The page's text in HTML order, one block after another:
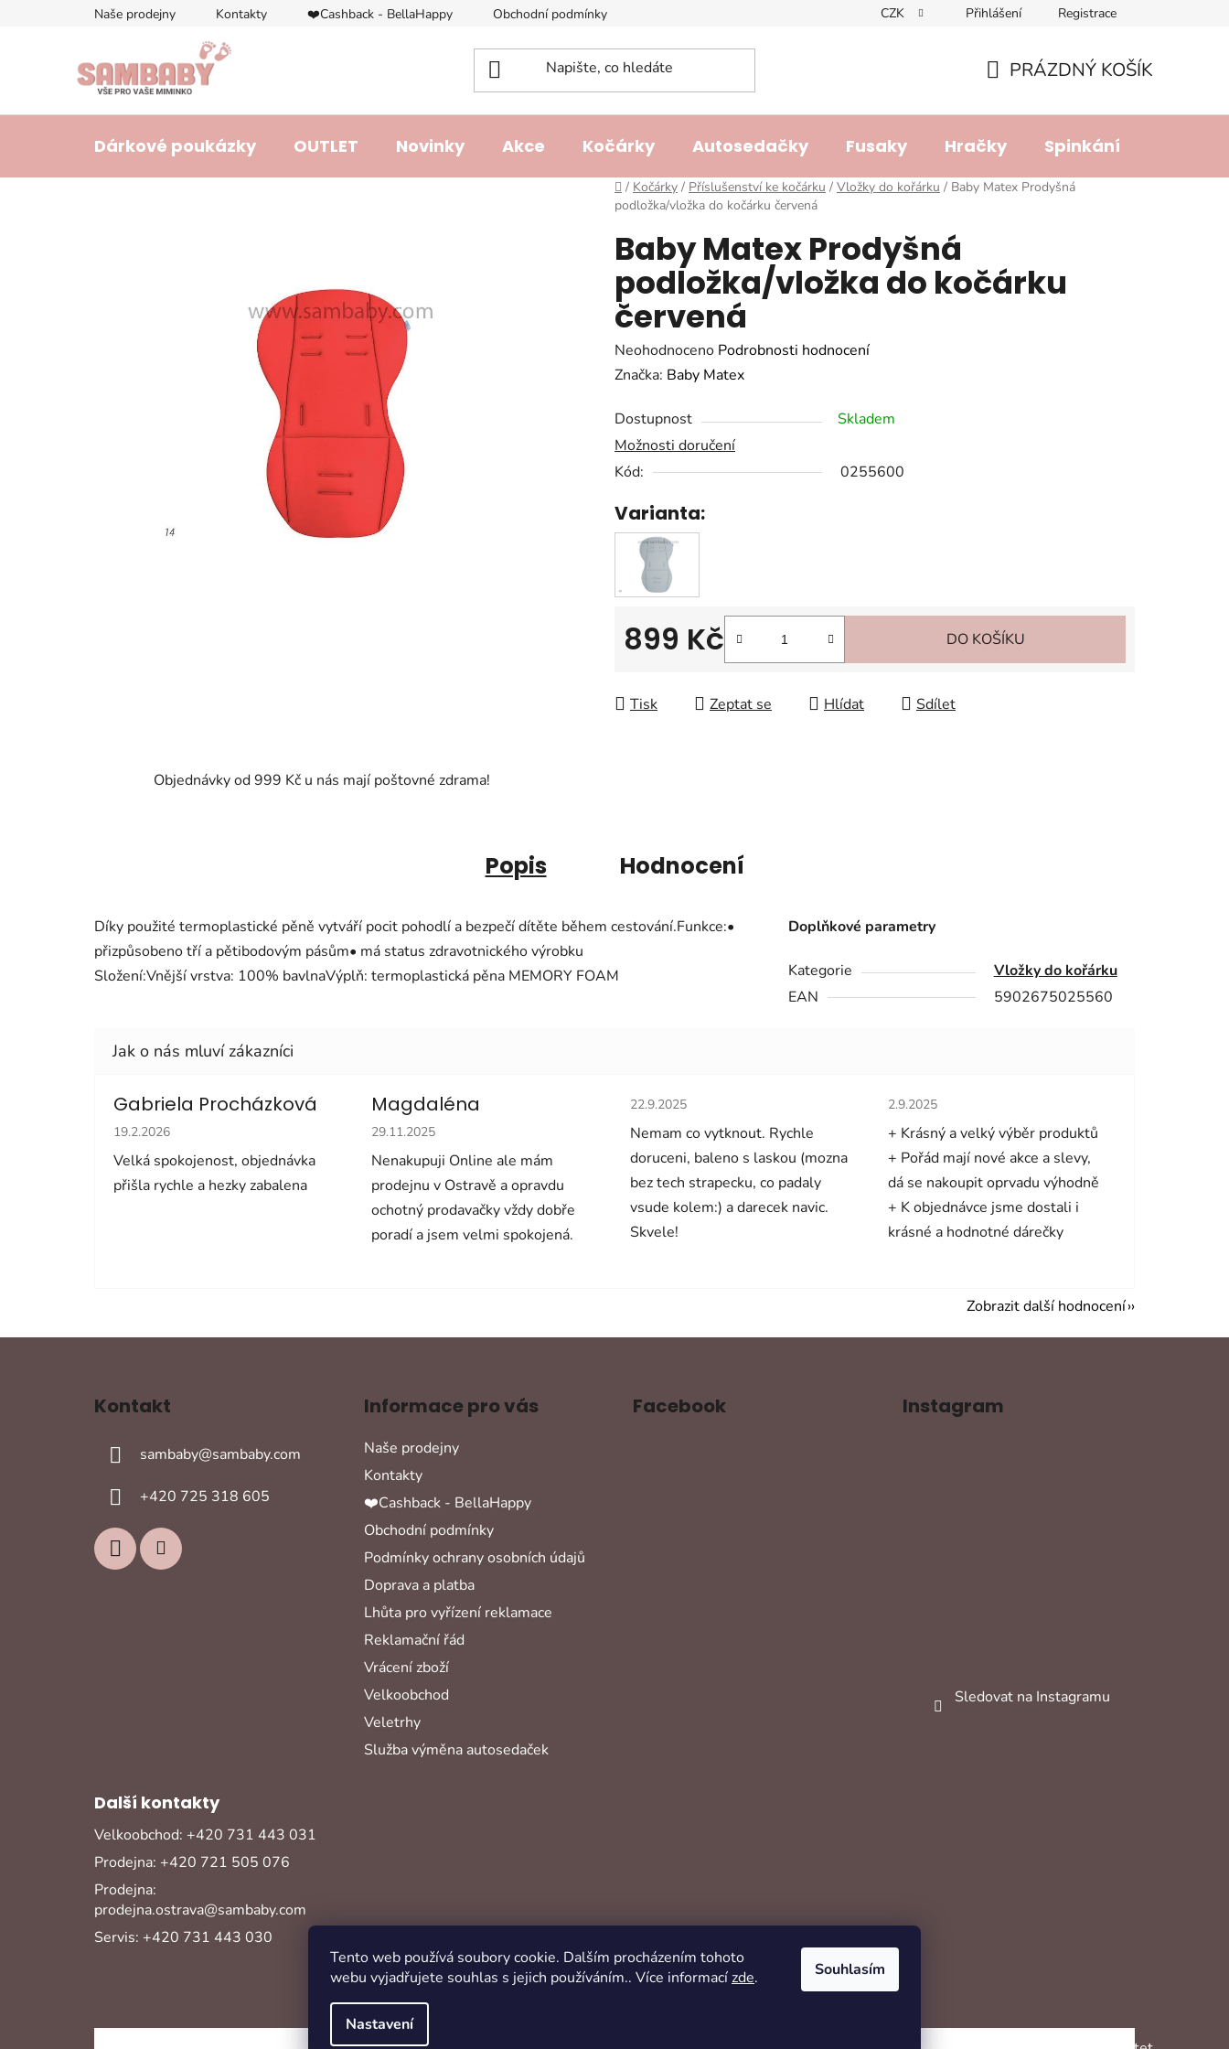
Tento web používá soubory cookie. Dalším procházením tohoto
webu vyjadřujete souhlas s jejich používáním.. Více informacízde.
Nastavení
Souhlasím
Naše prodejny Kontakty ❤️Cashback - BellaHappy Obchodní podmínky Doprava a platba Lhůta pro vyřízení reklamace
CZK Přihlášení Registrace
KOŠÍK
PRÁZDNÝ KOŠÍK
Dárkové poukázky OUTLET Novinky Akce Kočárky Autosedačky Fusaky Hračky Spinkání
Domů
/ Kočárky / Příslušenství ke kočárku / Vložky do kořárku / Baby Matex Prodyšná
podložka/vložka do kočárku červená
Baby Matex Prodyšná
podložka/vložka do kočárku
červená
Průměrné
hodnocení
je
0,0
z
hvězdiček.
Neohodnoceno Podrobnosti hodnocení
Značka: Baby Matex
Dostupnost
Skladem
Možnosti doručení
Kód:
0255600
Varianta:
899 Kč DO KOŠÍKU
Tisk Zeptat se Hlídat Sdílet
Objednávky od 999 Kč u nás mají poštovné zdrama!
Popis Hodnocení
Díky použité termoplastické pěně vytváří pocit pohodlí a bezpečí dítěte během cestování.Funkce:•
přizpůsobeno tří a pětibodovým pásům• má status zdravotnického výrobku
Složení:Vnější vrstva: 100% bavlnaVýplň: termoplastická pěna MEMORY FOAM
Doplňkové parametry
Kategorie
Vložky do kořárku
EAN
5902675025560
Gabriela Procházková
Hodnocení obchodu je 5 z 5 hvězdiček.
19.2.2026
Velká spokojenost, objednávka
přišla rychle a hezky zabalena
Magdaléna
Hodnocení obchodu je 5 z 5 hvězdiček.
29.11.2025
Nenakupuji Online ale mám
prodejnu v Ostravě a opravdu
ochotný prodavačky vždy dobře
poradí a jsem velmi spokojená.
Hodnocení obchodu je 5 z 5 hvězdiček.
22.9.2025
Nemam co vytknout. Rychle
doruceni, baleno s laskou (mozna
bez tech strapecku, co padaly
vsude kolem:) a darecek navic.
Skvele!
Hodnocení obchodu je 5 z 5 hvězdiček.
2.9.2025
+ Krásný a velký výběr produktů
+ Pořád mají nové akce a slevy,
dá se nakoupit oprvadu výhodně
+ K objednávce jsme dostali i
krásné a hodnotné dárečky
Zobrazit další hodnocení
Kontakt
sambaby@sambaby.com
+420 725 318 605
Informace pro vás
Naše prodejny
Kontakty
❤️Cashback - BellaHappy
Obchodní podmínky
Podmínky ochrany osobních údajů
Doprava a platba
Lhůta pro vyřízení reklamace
Reklamační řád
Vrácení zboží
Velkoobchod
Veletrhy
Služba výměna autosedaček
Facebook Instagram
Sledovat na Instagramu
Další kontakty
Velkoobchod: +420 731 443 031
Prodejna: +420 721 505 076
Prodejna:
prodejna.ostrava@sambaby.com
Servis: +420 731 443 030